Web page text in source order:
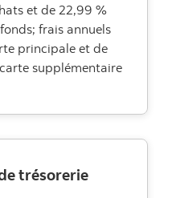
et de 22,99 %
frais annuels
principale et de
supplémentaire
trésorerie